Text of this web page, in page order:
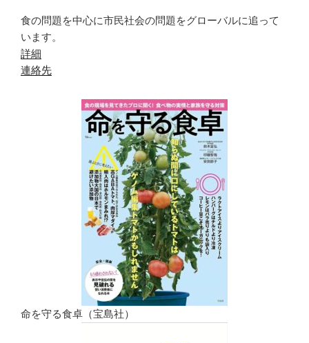
食の問題を中心に市民社会の問題をグローバルに追って
います。
詳細
連絡先
命を守る食卓（宝島社）